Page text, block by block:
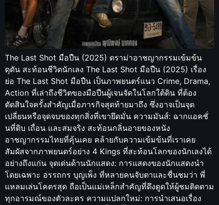
The Last Shot มือปืน (2025) ดราม่าอาชญากรรมเข้มข้น
ดุดัน สะท้อนชีวิตนักเลง The Last Shot มือปืน (2025) เรื่อง
ย่อ The Last Shot มือปืน เป็นภาพยนตร์แนว Crime, Drama,
Action ที่เล่าถึงชีวิตของมือปืนผู้เจนจัดในโลกใต้ดิน ที่ต้อง
ตัดสินใจครั้งสำคัญเมื่อภารกิจสุดท้ายมาถึง ซึ่งอาจเป็นจุด
เปลี่ยนหรือจุดจบของทุกสิ่งที่เขายึดมั่น ความมันส์: ฉากแอคชั่
นที่ดิบ เถื่อน และสมจริง สะท้อนกลิ่นอายของหนัง
อาชญากรรมไทยที่คุ้นเคย คล้ายกับความเข้มข้นที่เราเคย
สัมผัสจากภาพยนตร์อย่าง 4 Kings ที่สะท้อนโลกของนักเลงได้
อย่างถึงแก่น จุดเด่นด้านนักแสดง: การแสดงของนักแสดงนำ
โดยเฉพาะ อรรถกร บุญเพ็ง ที่หลายคนจับตาและชื่นชมว่า พี่
แหลมเล่นโคตรสุด ถือเป็นแม่เหล็กสำคัญที่ดึงดูดให้ผู้ชมติดตาม
ทุกอารมณ์ของตัวละคร ความแปลกใหม่: การนำเสนอเรื่อง